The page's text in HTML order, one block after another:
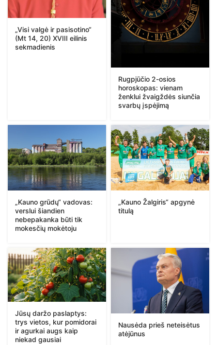
„Visi valgė ir pasisotino“
(Mt 14, 20) XVIII eilinis
sekmadienis
Rugpjūčio 2-osios
horoskopas: vienam
ženklui žvaigždės siunčia
svarbų įspėjimą
„Kauno grūdų“ vadovas:
verslui šiandien
nebepakanka būti tik
mokesčių mokėtoju
„Kauno Žalgiris“ apgynė
titulą
Jūsų daržo paslaptys:
trys vietos, kur pomidorai
ir agurkai augs kaip
niekad gausiai
Nausėda prieš neteisėtus
atėjūnus